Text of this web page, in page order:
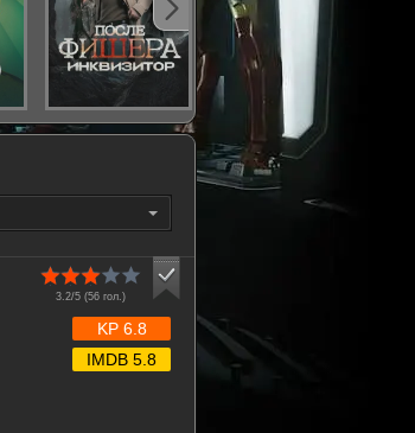
3.2/5 (56 гол.)
KP 6.8
IMDB 5.8